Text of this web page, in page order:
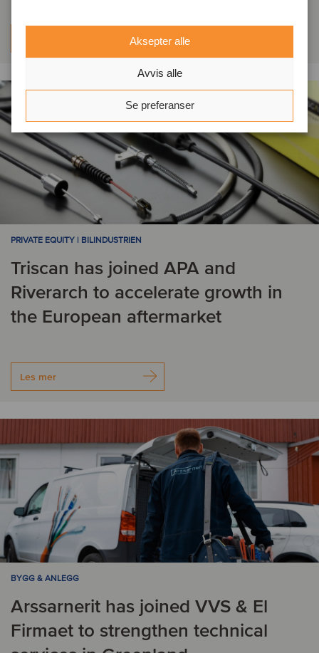
Aksepter alle
Avvis alle
Se preferanser
PRIVATE EQUITY | BILINDUSTRIEN
Triscan has joined APA and
Riverarch to accelerate growth in
the European aftermarket
Les mer
BYGG & ANLEGG
Arssarnerit has joined VVS & El
Firmaet to strengthen technical